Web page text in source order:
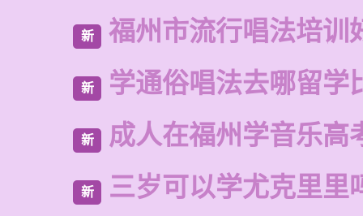
新 福州市流行唱法培训
新 学通俗唱法去哪留学
新 成人在福州学音乐高
新 三岁可以学尤克里里